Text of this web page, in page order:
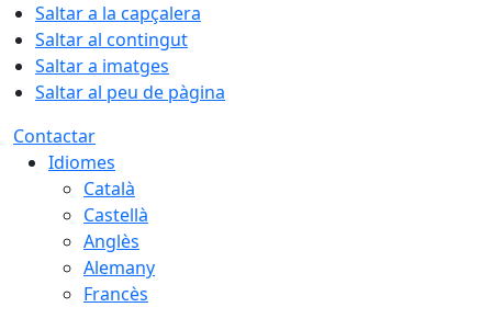
Saltar a la capçalera
Saltar al contingut
Saltar a imatges
Saltar al peu de pàgina
Contactar
Idiomes
Català
Castellà
Anglès
Alemany
Francès